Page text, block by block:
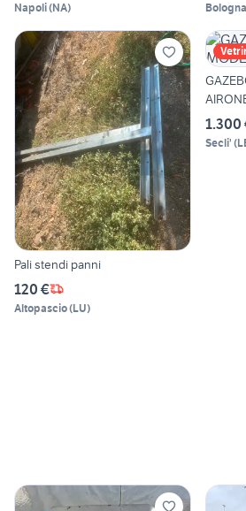
Napoli(NA) Bologna
Pali stendi panni
120 €
Altopascio(LU)
1.300
Secli' (